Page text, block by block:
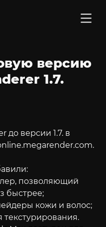
версию
1.7.
до версии 1.7. в
позволяющий
быстрее;
кожи и волос;